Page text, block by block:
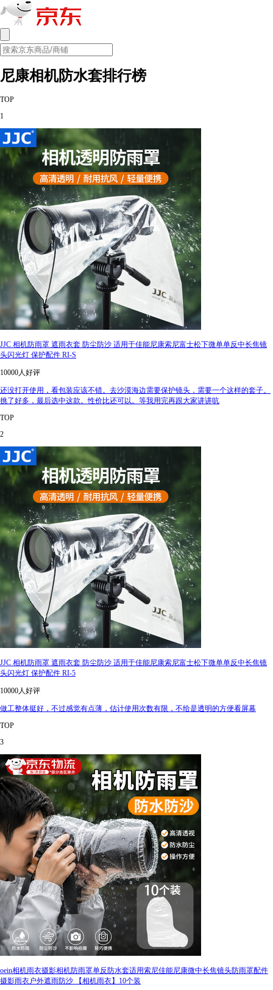
尼康相机防水套排行榜
TOP
1
JJC 相机防雨罩 遮雨衣套 防尘防沙 适用于佳能尼康索尼富士松下微单单反中长焦镜
头闪光灯 保护配件 RI-S
10000人好评
还没打开使用，看包装应该不错。去沙漠海边需要保护镜头，需要一个这样的套子。
挑了好多，最后选中这款。性价比还可以。等我用完再跟大家讲讲吭
TOP
2
JJC 相机防雨罩 遮雨衣套 防尘防沙 适用于佳能尼康索尼富士松下微单单反中长焦镜
头闪光灯 保护配件 RI-5
10000人好评
做工整体挺好，不过感觉有点薄，估计使用次数有限，不给是透明的方便看屏幕
TOP
3
oein相机雨衣摄影相机防雨罩单反防水套适用索尼佳能尼康微中长焦镜头防雨罩配件
摄影雨衣户外遮雨防沙 【相机雨衣】10个装